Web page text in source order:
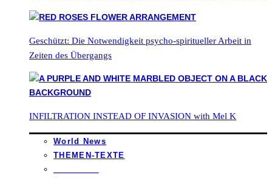
Geschützt: Die Notwendigkeit psycho-spiritueller Arbeit in
Zeiten des Übergangs
INFILTRATION INSTEAD OF INVASION with Mel K
World News
THEMEN-TEXTE